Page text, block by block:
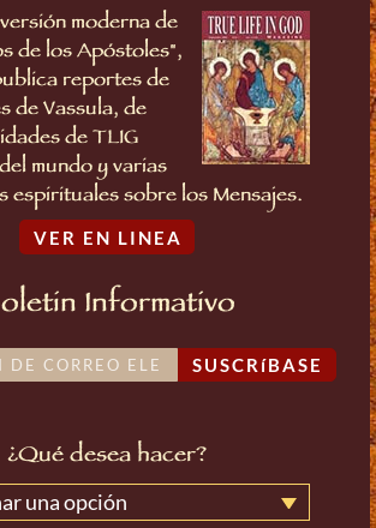
moderna de
de los Apóstoles",
reportes de
de Vassula, de
de TLIG
mundo y varias
espirituales sobre los Mensajes.
VER EN LINEA
Informativo
SUSCRíBASE
¿Qué desea hacer?
una opción